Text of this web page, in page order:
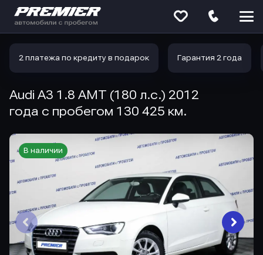
2 платежа по кредиту в подарок Гарантия 2 года
Audi A3 1.8 AMT (180 л.с.) 2012
года с пробегом 130 425 км.
В наличии